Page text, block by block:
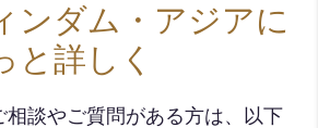
ンダム・アジアに
と詳しく
相談やご質問がある方は、以下